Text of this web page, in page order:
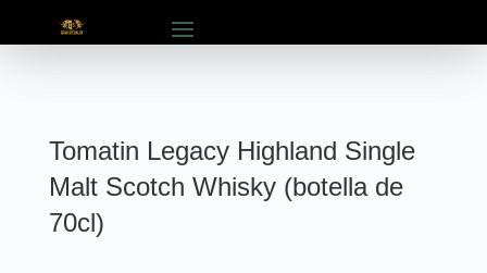
Tomatin Legacy Highland Single
Malt Scotch Whisky (botella de
70cl)